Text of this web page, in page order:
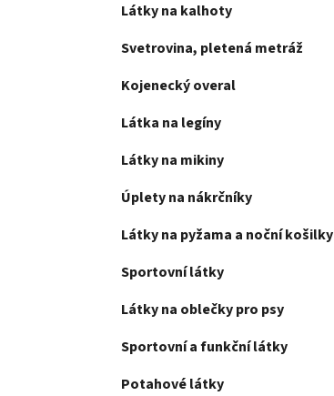
Látky na kalhoty
Svetrovina, pletená metráž
Kojenecký overal
Látka na legíny
Látky na mikiny
Úplety na nákrčníky
Látky na pyžama a noční košilky
Sportovní látky
Látky na oblečky pro psy
Sportovní a funkční látky
Potahové látky